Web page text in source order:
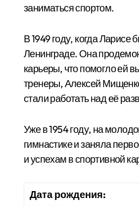
заниматься спортом.
В 1949 году, когда Ларисе
Ленинграде. Она
карьеры, что помогло ей
тренеры, Алексей
стали работать над её
Уже в 1954 году, на
гимнастике и заняла
и успехам в спортивной
Дата рождения: